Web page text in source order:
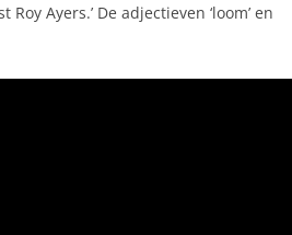
Ayers.’ De adjectieven ‘loom’ en